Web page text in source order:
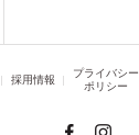
採用情報
プライバシー
ポリシー